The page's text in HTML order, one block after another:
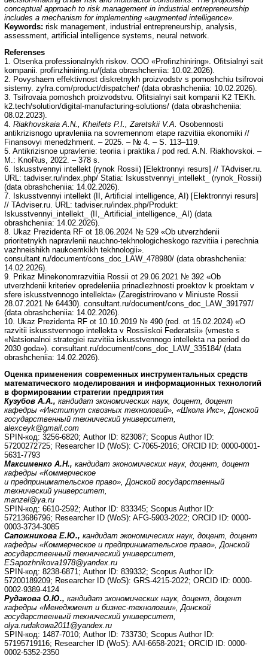
conceptual approach to risk management in industrial entrepreneurship
includes a mechanism for implementing «augmented intelligence».
Keywords: risk management, industrial entrepreneurship, analysis,
assessment, artificial intelligence systems, neural network.
Referenses
1. Otsenka professionalnykh riskov. OOO «Profinzhiniring». Ofitsialnyi sait
kompanii. profinzhiniring.ru/(data obrashcheniia: 10.02.2026).
2. Povyshaem effektivnost diskretnykh proizvodstv s pomoshchiu tsifrovoi
sistemy. zyfra.com/product/dispatcher/ (data obrashcheniia: 10.02.2026).
3. Tsifrovaia pomoshch proizvodstvu. Ofitsialnyi sait kompanii K2 TEKh.
k2.tech/solution/digital-manufacturing-solutions/ (data obrashcheniia:
08.02.2023).
4. Riakhovskaia A.N., Kheifets P.I., Zaretskii V.A. Osobennosti
antikrizisnogo upravleniia na sovremennom etape razvitiia ekonomiki //
Finansovyi menedzhment. – 2025. – № 4. – S. 113–119.
5. Antikrizisnoe upravlenie: teoriia i praktika / pod red. A.N. Riakhovskoi. –
M.: KnoRus, 2022. – 378 s.
6. Iskusstvennyi intellekt (rynok Rossii) [Elektronnyi resurs] // TAdviser.ru.
URL: tadviser.ru/index.php/ Statia: Iskusstvennyi_intellekt_ (rynok_Rossii)
(data obrashcheniia: 14.02.2026).
7. Iskusstvennyi intellekt (II, Artificial intelligence, AI) [Elektronnyi resurs]
// TAdviser.ru. URL: tadviser.ru/index.php/Produkt:
Iskusstvennyi_intellekt_ (II,_Artificial_intelligence,_AI) (data
obrashcheniia: 14.02.2026).
8. Ukaz Prezidenta RF ot 18.06.2024 № 529 «Ob utverzhdenii
prioritetnykh napravlenii nauchno-tekhnologicheskogo razvitiia i perechnia
vazhneishikh naukoemkikh tekhnologii».
consultant.ru/document/cons_doc_LAW_478980/ (data obrashcheniia:
14.02.2026).
9. Prikaz Minekonomrazvitiia Rossii ot 29.06.2021 № 392 «Ob
utverzhdenii kriteriev opredeleniia prinadlezhnosti proektov k proektam v
sfere iskusstvennogo intellekta» (Zaregistrirovano v Miniuste Rossii
28.07.2021 № 64430). consultant.ru/document/cons_doc_LAW_391797/
(data obrashcheniia: 14.02.2026).
10. Ukaz Prezidenta RF ot 10.10.2019 № 490 (red. ot 15.02.2024) «O
razvitii iskusstvennogo intellekta v Rossiiskoi Federatsii» (vmeste s
«Natsionalnoi strategiei razvitiia iskusstvennogo intellekta na period do
2030 goda»). consultant.ru/document/cons_doc_LAW_335184/ (data
obrashcheniia: 14.02.2026).
Оценка применения современных инструментальных средств
математического моделирования и информационных технологий
в формировании стратегии предприятия
Кузубов А.А., кандидат экономических наук, доцент, доцент
кафедры «Институт сквозных технологий», «Школа Икс», Донской
государственный технический университет,
alexceyk@gmail.com
SPIN-код: 3256-6820; Author ID: 823087; Scopus Author ID:
57200272725; Researcher ID (WoS): C-7065-2016; ORCID ID: 0000-0001-
5631-7793
Максименко А.Н., кандидат экономических наук, доцент, доцент
кафедры «Коммерческое
и предпринимательское право», Донской государственный
технический университет,
manzel@ya.ru
SPIN-код: 6610-2592; Author ID: 833345; Scopus Author ID:
57213686796; Researcher ID (WoS): AFG-5903-2022; ORCID ID: 0000-
0003-3734-3085
Сапожникова Е.Ю., кандидат экономических наук, доцент, доцент
кафедры «Коммерческое и предпринимательское право», Донской
государственный технический университет,
ESapozhnikova1978@yandex.ru
SPIN-код: 8238-6871; Author ID: 839332; Scopus Author ID:
57200189209; Researcher ID (WoS): GRS-4215-2022; ORCID ID: 0000-
0002-9389-4124
Рудакова О.Ю., кандидат экономических наук, доцент, доцент
кафедры «Менеджмент и бизнес-технологии», Донской
государственный технический университет,
olya.rudakowa2011@yandex.ru
SPIN-код: 1487-7010; Author ID: 733730; Scopus Author ID:
57195719116; Researcher ID (WoS): AAI-6658-2021; ORCID ID: 0000-
0002-5352-2350